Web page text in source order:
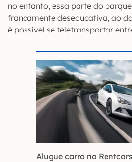
no entanto, essa parte do
francamente deseducativa, ao
é possível se teletransportar
Alugue carro na